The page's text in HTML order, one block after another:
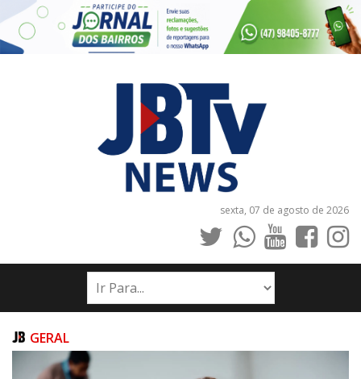
sexta, 07 de agosto de 2026
INÍCIO
NOTÍCIAS
GERAL